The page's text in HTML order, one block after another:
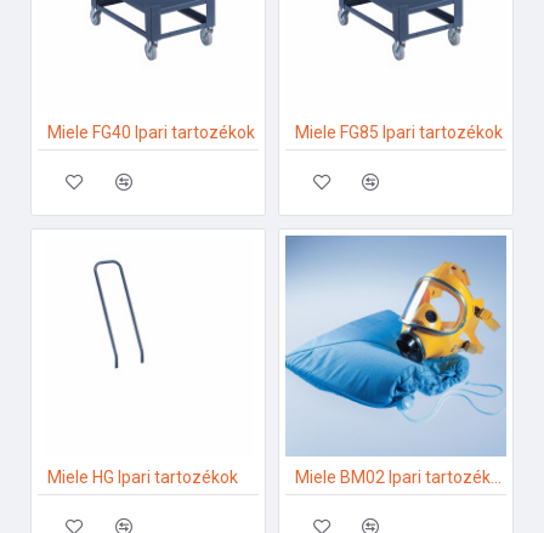
Miele FG40 Ipari tartozékok Miele FG85 Ipari tartozékok
Miele HG Ipari tartozékok Miele BM02 Ipari tartozékok